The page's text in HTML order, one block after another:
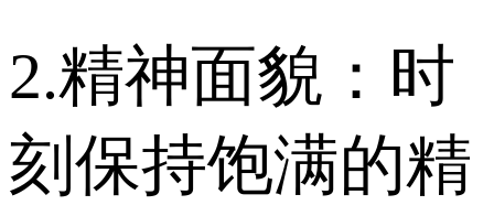
2.精神面貌：时
刻保持饱满的精